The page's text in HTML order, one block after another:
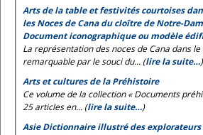
Arts de la table et festivités courtoises
lesNoces de Canadu cloître de Notre-
Document iconographique ou modèle
La représentation des noces de Cana dans le
remarquable par le souci du... (lire la suite…)
Arts et cultures de la Préhistoire
Ce volume de la collection « Documents
25 articles en... (lire la suite…)
Asie Dictionnaire illustré des explorateurs